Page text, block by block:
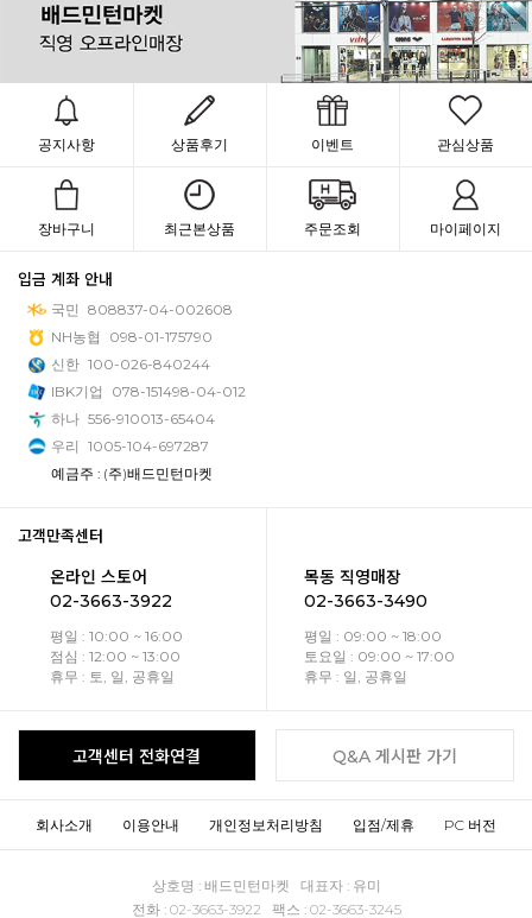
공지사항 상품후기 이벤트 관심상품
장바구니 최근본상품 주문조회 마이페이지
입금 계좌 안내
국민 808837-04-002608
NH농협
098-01-175790
신한 100-026-840244
IBK기업
078-151498-04-012
하나 556-910013-65404
우리 1005-104-697287
예금주 : (주)배드민턴마켓
고객만족센터
온라인 스토어
02-3663-3922
평일 : 10:00 ~ 16:00
점심 : 12:00 ~ 13:00
휴무 : 토, 일, 공휴일
목동 직영매장
02-3663-3490
평일 : 09:00 ~ 18:00
토요일 : 09:00 ~ 17:00
휴무 : 일, 공휴일
고객센터 전화연결 Q&A 게시판 가기
회사소개 이용안내 개인정보처리방침 입점/제휴 PC 버전
상호명 : 배드민턴마켓 대표자 : 유미
전화 : 02-3663-3922 팩스 : 02-3663-3245